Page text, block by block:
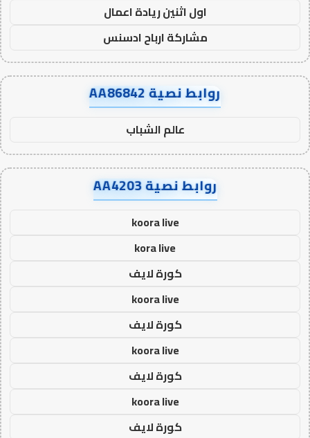
اول اثنين ريادة اعمال
مشاركة ارباح ادسنس
روابط نصية AA86842
عالم الشباب
روابط نصية AA4203
koora live
kora live
كورة لايف
koora live
كورة لايف
koora live
كورة لايف
koora live
كورة لايف